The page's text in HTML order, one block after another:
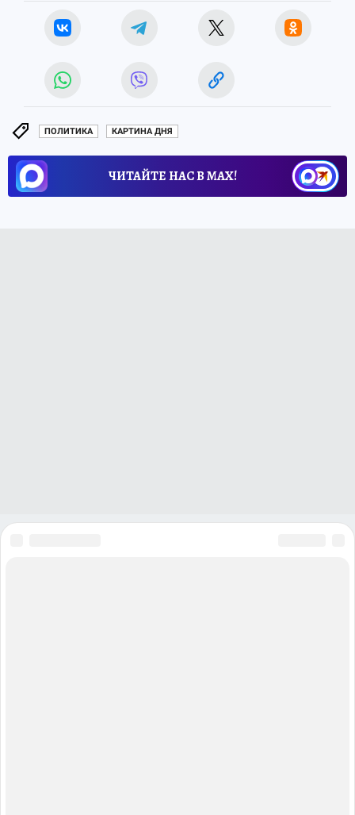
ПОЛИТИКА КАРТИНА ДНЯ
ЧИТАЙТЕ НАС В МАХ!